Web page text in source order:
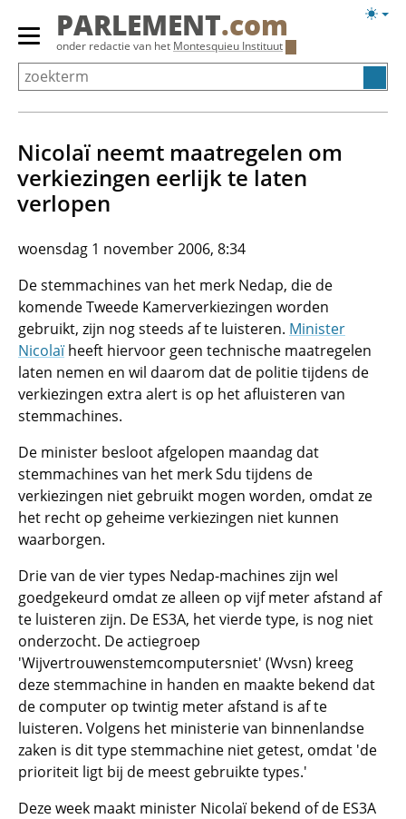
Overslaan
Primair
menu
tonen/verbergen
PARLEMENT.com
onder redactie van het Montesquieu Instituut
Nicolaï neemt maatregelen om
verkiezingen eerlijk te laten
verlopen
woensdag 1 november 2006, 8:34
De stemmachines van het merk Nedap, die de
komende Tweede Kamerverkiezingen worden
gebruikt, zijn nog steeds af te luisteren. Minister
Nicolaïheeft hiervoor geen technische maatregelen
laten nemen en wil daarom dat de politie tijdens de
verkiezingen extra alert is op het afluisteren van
stemmachines.
De minister besloot afgelopen maandag dat
stemmachines van het merk Sdu tijdens de
verkiezingen niet gebruikt mogen worden, omdat ze
het recht op geheime verkiezingen niet kunnen
waarborgen.
Drie van de vier types Nedap-machines zijn wel
goedgekeurd omdat ze alleen op vijf meter afstand af
te luisteren zijn. De ES3A, het vierde type, is nog niet
onderzocht. De actiegroep
'Wijvertrouwenstemcomputersniet' (Wvsn) kreeg
deze stemmachine in handen en maakte bekend dat
de computer op twintig meter afstand is af te
luisteren. Volgens het ministerie van binnenlandse
zaken is dit type stemmachine niet getest, omdat 'de
prioriteit ligt bij de meest gebruikte types.'
Deze week maakt minister Nicolaï bekend of de ES3A